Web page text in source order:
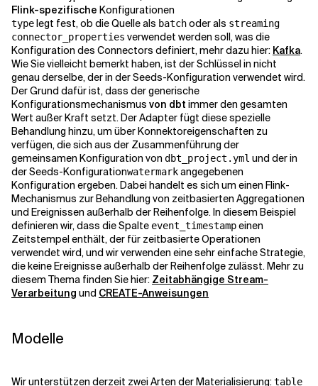
Flink-spezifische Konfigurationen
typelegt fest, ob die Quelle als batchoder als streaming
connector_properties verwendet werden soll, was die
Konfiguration des Connectors definiert, mehr dazu hier: Kafka.
Wie Sie vielleicht bemerkt haben, ist der Schlüsselin nicht
genau derselbe, der in der Seeds-Konfiguration verwendet wird.
Der Grund dafür ist, dass der generische
Konfigurationsmechanismus von dbt immer den gesamten
Wert außer Kraft setzt. Der Adapter fügt diese spezielle
Behandlung hinzu, um über Konnektoreigenschaften zu
verfügen, die sich aus der Zusammenführung der
gemeinsamen Konfiguration von dbt_project.yml und der in
der Seeds-Konfigurationwatermarkangegebenen
Konfiguration ergeben. Dabei handelt es sich um einen Flink-
Mechanismus zur Behandlung von zeitbasierten Aggregationen
und Ereignissen außerhalb der Reihenfolge. In diesem Beispiel
definieren wir, dass die Spalte event_timestampeinen
Zeitstempel enthält, der für zeitbasierte Operationen
verwendet wird, und wir verwenden eine sehr einfache Strategie,
die keine Ereignisse außerhalb der Reihenfolge zulässt. Mehr zu
diesem Thema finden Sie hier: Zeitabhängige Stream-
Verarbeitung und CREATE-Anweisungen
Modelle
Wir unterstützen derzeit zwei Arten der Materialisierung:table